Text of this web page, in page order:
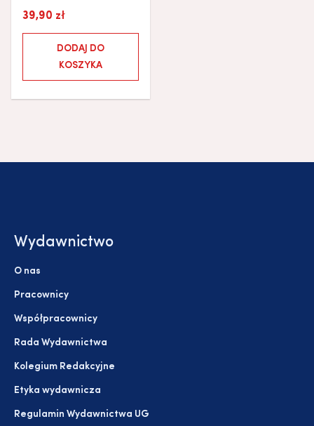
39,90 zł
DODAJ DO
KOSZYKA
Wydawnictwo
O nas
Pracownicy
Współpracownicy
Rada Wydawnictwa
Kolegium Redakcyjne
Etyka wydawnicza
Regulamin Wydawnictwa UG